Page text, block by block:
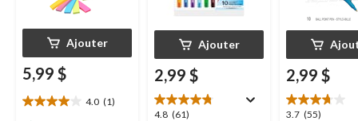
Ajouter
5,99 $
4.0 (1)
4.0
Ajouter
2,99 $
4.8 (61)
4.8
2,99 $
3.7 (55)
3.7